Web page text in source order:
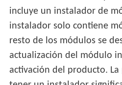
incluye un instalador de
instalador solo contiene
resto de los módulos se
actualización del módulo
activación del producto.